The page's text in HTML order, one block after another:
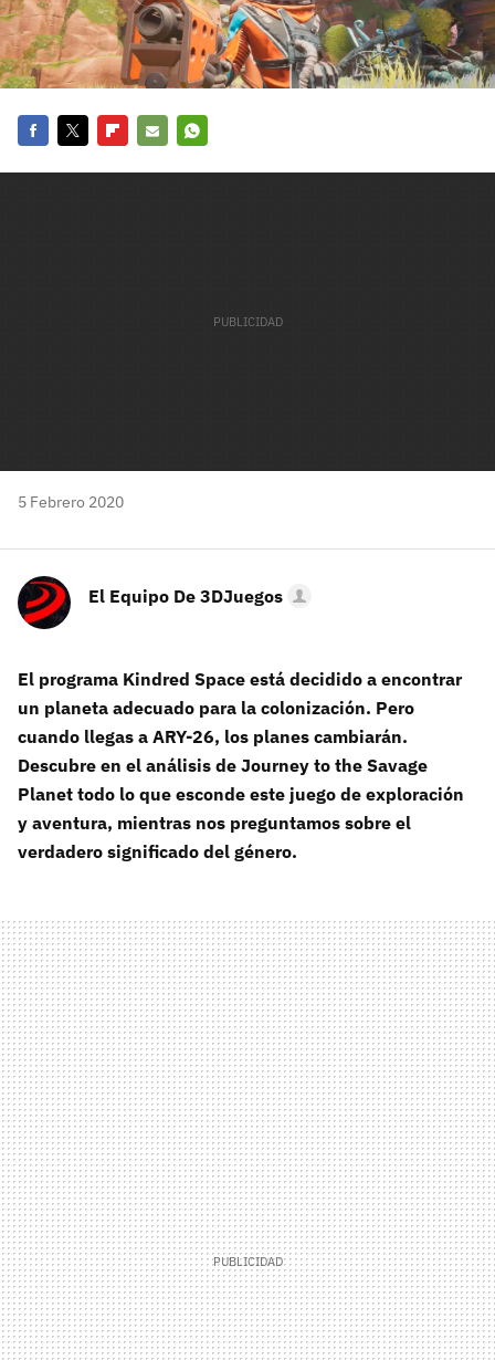
5 Febrero 2020
El Equipo De 3DJuegos
El programa Kindred Space está decidido a encontrar
un planeta adecuado para la colonización. Pero
cuando llegas a ARY-26, los planes cambiarán.
Descubre en el análisis de Journey to the Savage
Planet todo lo que esconde este juego de exploración
y aventura, mientras nos preguntamos sobre el
verdadero significado del género.
¿Todavía no tienes cuenta?
Regístrate gratis
carácter inicial), pero no mayúsculas, espacios, tildes
o caracteres especiales.
He leído y acepto lapolitica de privacidad y
de participación
Registrarse en 3DJuegos